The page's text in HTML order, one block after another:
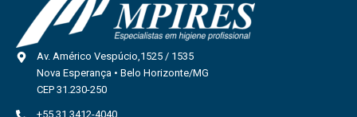
Av. Américo Vespúcio,1525 / 1535
Nova Esperança • Belo Horizonte/MG
CEP 31.230-250
+55 31 3412-4040